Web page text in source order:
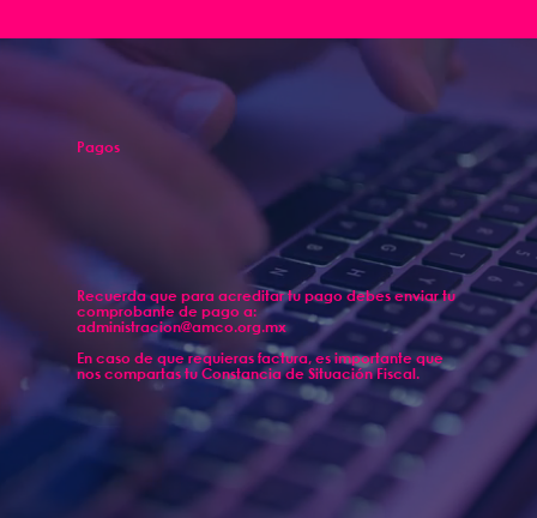
Pagos
Recuerda que para acreditar tu pago debes enviar tu
comprobante de pago a:
administracion@amco.org.mx
En caso de que requieras factura, es importante que
nos compartas tu Constancia de Situación Fiscal.